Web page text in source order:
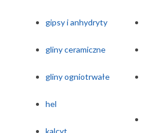
gipsy i anhydryty
gliny ceramiczne
gliny ogniotrwałe
hel